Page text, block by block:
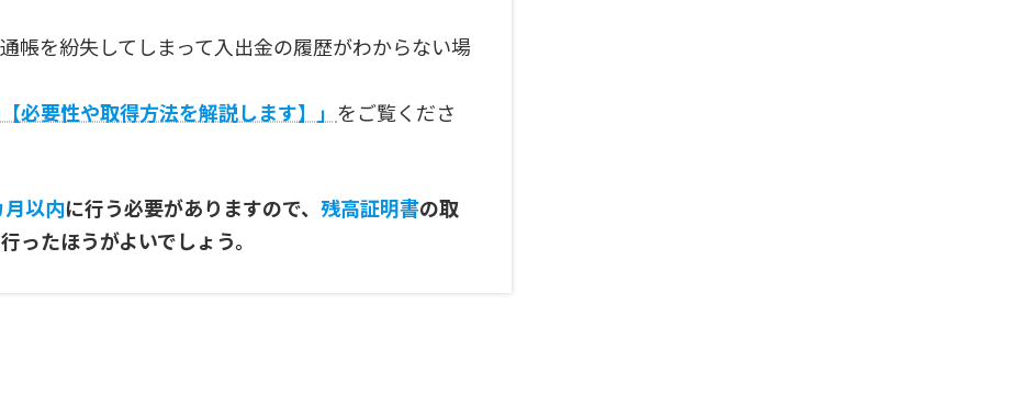
帳を紛失してしまって入出金の履歴がわからない場
必要性や取得方法を解説します】」 をご覧くださ
以内に行う必要がありますので、残高証明書の取
ったほうがよいでしょう。